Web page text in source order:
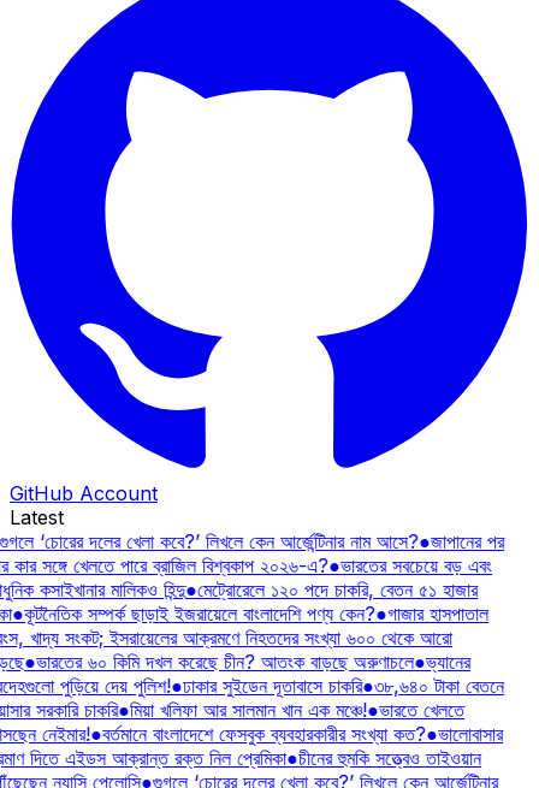
GitHub Account
Latest
‘চোরের দলের খেলা কবে?’ লিখলে কেন আর্জেন্টিনার নাম আসে?●জাপানের পর
কার সঙ্গে খেলতে পারে ব্রাজিল বিশ্বকাপ ২০২৬-এ?●ভারতের সবচেয়ে বড় এবং
কসাইখানার মালিকও হিন্দু●মেট্রোরেলে ১২০ পদে চাকরি, বেতন ৫১ হাজার
●কূটনৈতিক সম্পর্ক ছাড়াই ইজরায়েলে বাংলাদেশি পণ্য কেন?●গাজার হাসপাতাল
খাদ্য সংকট; ইসরায়েলের আক্রমণে নিহতদের সংখ্যা ৬০০ থেকে আরো
●ভারতের ৬০ কিমি দখল করেছে চীন? আতংক বাড়ছে অরুণাচলে●ভ্যানের
পুড়িয়ে দেয় পুলিশ!●ঢাকার সুইডেন দূতাবাসে চাকরি●৩৮,৬৪০ টাকা বেতনে
সরকারি চাকরি●মিয়া খলিফা আর সালমান খান এক মঞ্চে!●ভারতে খেলতে
নেইমার!●বর্তমানে বাংলাদেশে ফেসবুক ব্যবহারকারীর সংখ্যা কত?●ভালোবাসার
দিতে এইডস আক্রান্ত রক্ত নিল প্রেমিকা●চীনের হুমকি সত্ত্বেও তাইওয়ান
ন্যান্সি পেলোসি●গুগলে ‘চোরের দলের খেলা কবে?’ লিখলে কেন আর্জেন্টিনার